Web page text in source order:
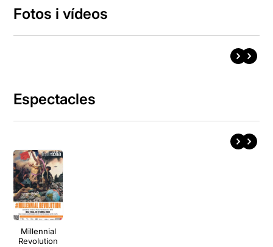
Fotos i vídeos
Espectacles
Millennial
Revolution